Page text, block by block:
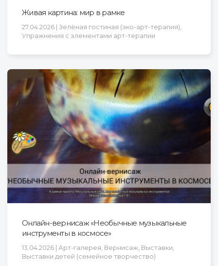
Живая картина: мир в рамке
27.04.2026 | Зелёная гостиная (эко-арт-терапия),
Упражнения с элементами арт-терапии
Онлайн-вернисаж «Необычные музыкальные
инструменты в космосе»
13.04.2026 | Арт-галерея, Вернисаж, Выставки,
Выставки детей (семейное творчество)